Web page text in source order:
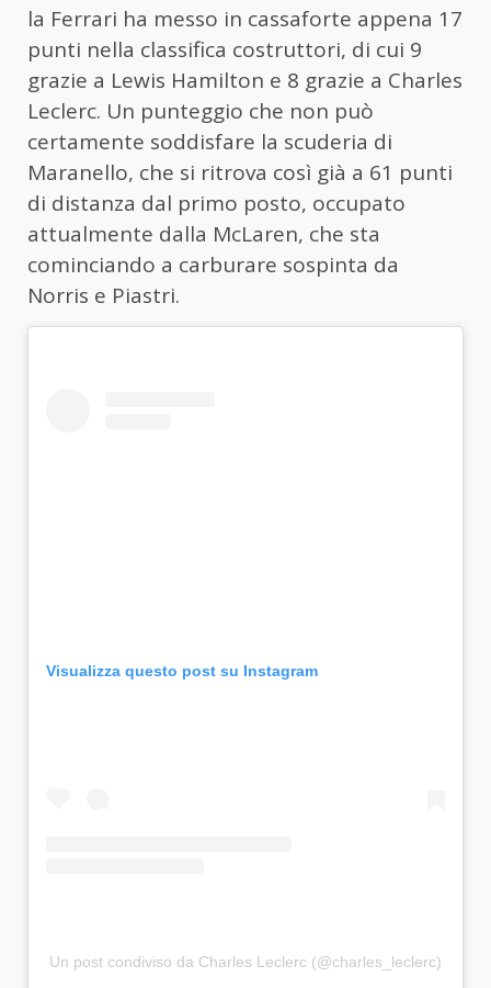
la Ferrari ha messo in cassaforte appena 17
punti nella classifica costruttori, di cui 9
grazie a Lewis Hamilton e 8 grazie a Charles
Leclerc. Un punteggio che non può
certamente soddisfare la scuderia di
Maranello, che si ritrova così già a 61 punti
di distanza dal primo posto, occupato
attualmente dalla McLaren, che sta
cominciando a carburare sospinta da
Norris e Piastri.
Visualizza questo post su Instagram
Un post condiviso da Charles Leclerc (@charles_leclerc)